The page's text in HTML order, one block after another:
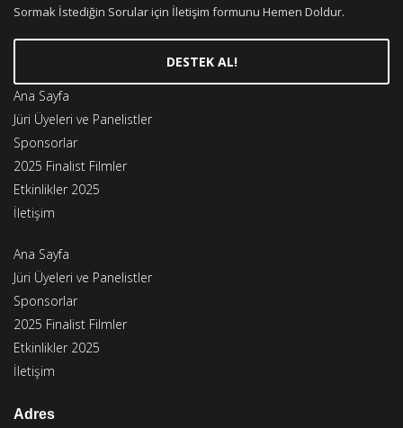
Sormak İstediğin Sorular için İletişim formunu Hemen Doldur.
DESTEK AL!
Ana Sayfa
Jüri Üyeleri ve Panelistler
Sponsorlar
2025 Finalist Filmler
Etkinlikler 2025
İletişim
Ana Sayfa
Jüri Üyeleri ve Panelistler
Sponsorlar
2025 Finalist Filmler
Etkinlikler 2025
İletişim
Adres